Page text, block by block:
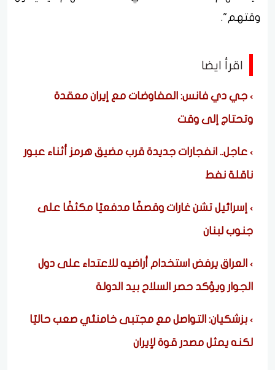
وقتهم".
اقرأ ايضا
جي دي فانس: المفاوضات مع إيران معقدة
وتحتاج إلى وقت
عاجل.. انفجارات جديدة قرب مضيق هرمز أثناء عبور
ناقلة نفط
إسرائيل تشن غارات وقصفًا مدفعيًا مكثفًا على
جنوب لبنان
العراق يرفض استخدام أراضيه للاعتداء على دول
الجوار ويؤكد حصر السلاح بيد الدولة
بزشكيان: التواصل مع مجتبى خامنئي صعب حاليًا
لكنه يمثل مصدر قوة لإيران